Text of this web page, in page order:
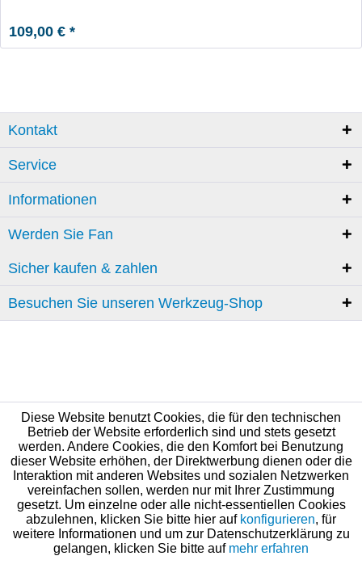
109,00 € *
Kontakt
Service
Informationen
Werden Sie Fan
Sicher kaufen & zahlen
Besuchen Sie unseren Werkzeug-Shop
Diese Website benutzt Cookies, die für den technischen
Betrieb der Website erforderlich sind und stets gesetzt
werden. Andere Cookies, die den Komfort bei Benutzung
dieser Website erhöhen, der Direktwerbung dienen oder die
Interaktion mit anderen Websites und sozialen Netzwerken
vereinfachen sollen, werden nur mit Ihrer Zustimmung
gesetzt. Um einzelne oder alle nicht-essentiellen Cookies
abzulehnen, klicken Sie bitte hier auf konfigurieren, für
weitere Informationen und um zur Datenschutzerklärung zu
gelangen, klicken Sie bitte auf mehr erfahren